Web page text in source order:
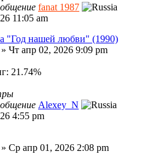
fanat 1987
11:05 am
"Год нашей любви" (1990)
» Чт апр 02, 2026 9:09 pm
21.74%
Alexey_N
4:55 pm
» Ср апр 01, 2026 2:08 pm